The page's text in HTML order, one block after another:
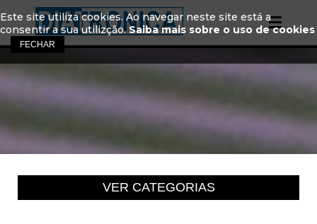
Este site utiliza cookies. Ao navegar neste site está a
consentir a sua utilizção. Saiba mais sobre o uso de cookies